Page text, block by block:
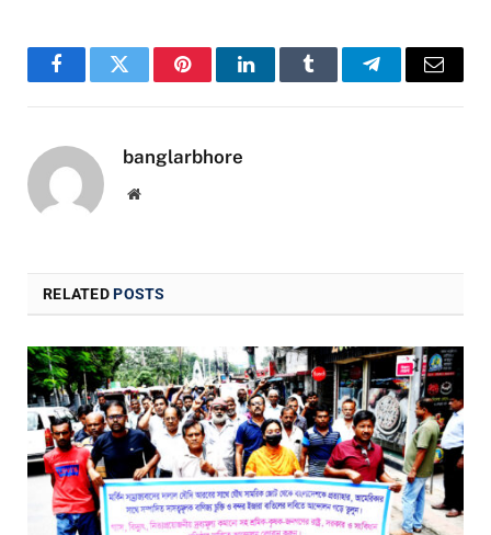
FacebookTwitter PinterestLinkedInTumblr TelegramEmail
banglarbhore
Website
RELATEDPOSTS